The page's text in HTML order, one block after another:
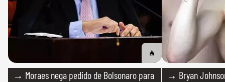
→ Moraes nega pedido de Bolsonaro para
→ Bryan